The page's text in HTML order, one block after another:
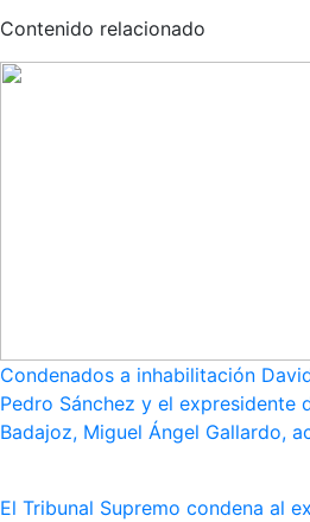
Contenido relacionado
Condenados a inhabilitación
Pedro Sánchez y el expresidente
Badajoz, Miguel Ángel Gallardo,
El Tribunal Supremo condena al